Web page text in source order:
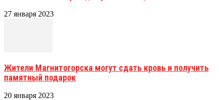
27 января 2023
Жители Магнитогорска могут сдать кровь и получить
памятный подарок
20 января 2023